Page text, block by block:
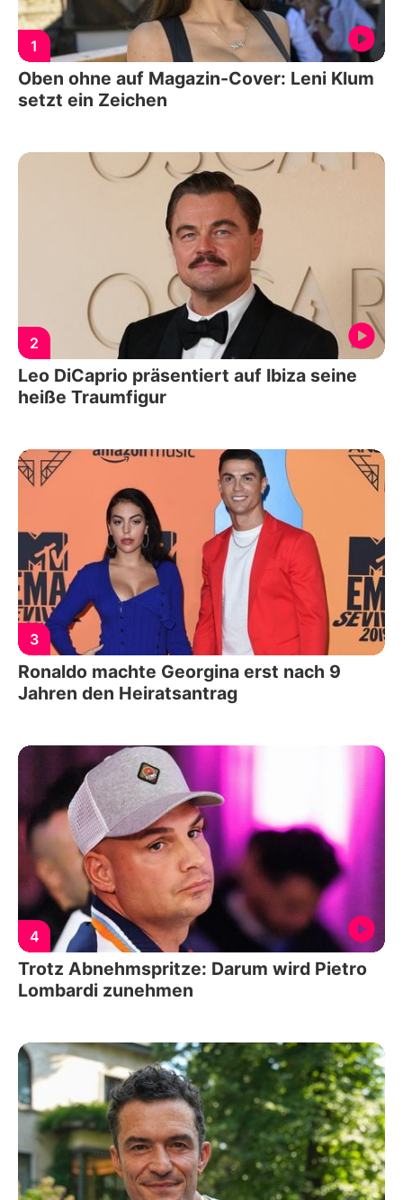
1
Oben ohne auf Magazin-Cover: Leni Klum
setzt ein Zeichen
2
Leo DiCaprio präsentiert auf Ibiza seine
heiße Traumfigur
3
Ronaldo machte Georgina erst nach 9
Jahren den Heiratsantrag
4
Trotz Abnehmspritze: Darum wird Pietro
Lombardi zunehmen